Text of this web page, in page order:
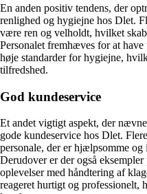
En anden positiv tendens, der
renlighed og hygiejne hos Dlet.
være ren og velholdt, hvilket
Personalet fremhæves for at
høje standarder for hygiejne,
tilfredshed.
God kundeservice
Et andet vigtigt aspekt, der
gode kundeservice hos Dlet.
personale, der er hjælpsomme
Derudover er der også
oplevelser med håndtering af
reageret hurtigt og professionelt,